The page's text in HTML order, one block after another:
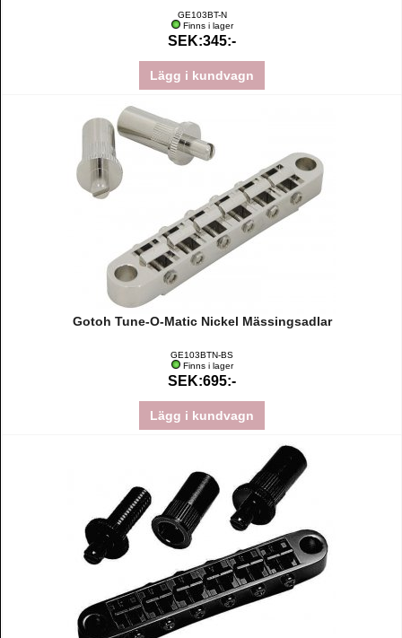
GE103BT-N
Finns i lager
SEK:345:-
Lägg i kundvagn
Gotoh Tune-O-Matic Nickel Mässingsadlar
GE103BTN-BS
Finns i lager
SEK:695:-
Lägg i kundvagn